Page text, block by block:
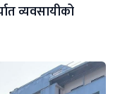
व्यवसायीको